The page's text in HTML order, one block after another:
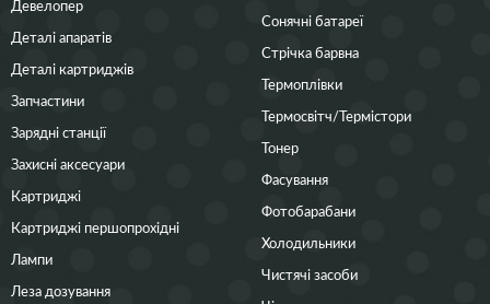
Девелопер
Деталі апаратів
Деталі картриджів
Запчастини
Зарядні станції
Захисні аксесуари
Картриджі
Картриджі першопрохідні
Лампи
Леза дозування
Сонячні батареї
Стрічка барвна
Термоплівки
Термосвітч/Термістори
Тонер
Фасування
Фотобарабани
Холодильники
Чистячі засоби